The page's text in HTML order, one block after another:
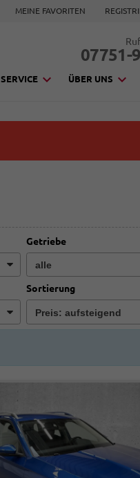
MEINE FAVORITEN
07751-
SERVICE ÜBER UNS
Getriebe
Sortierung